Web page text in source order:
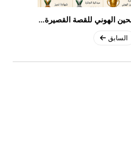
الهوني للقصة القصيرة...
السابق